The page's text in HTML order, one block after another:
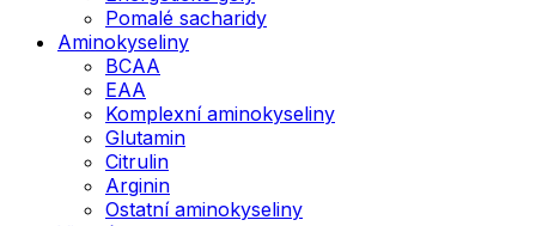
Pomalé sacharidy
Aminokyseliny
BCAA
EAA
Komplexní aminokyseliny
Glutamin
Citrulin
Arginin
Ostatní aminokyseliny